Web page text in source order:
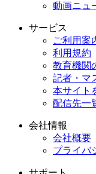
動画ニュ
サービス
ご利用案
利用規約
教育機関
記者・マ
本サイト
配信先一
会社情報
会社概要
プライバ